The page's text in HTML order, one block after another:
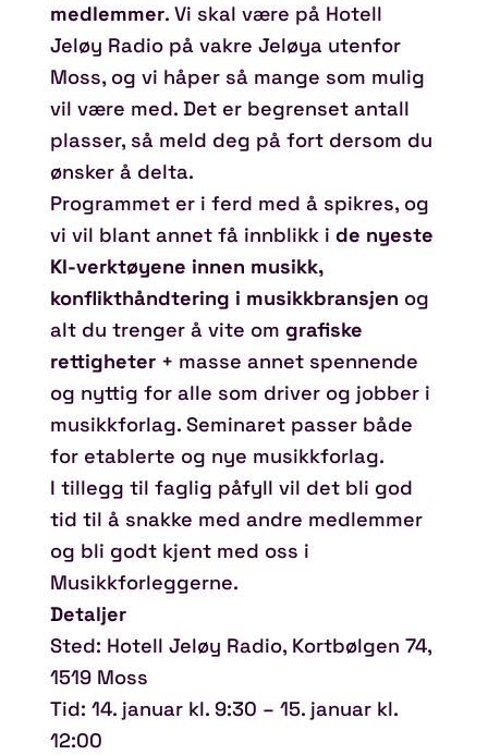
medlemmer. Vi skal være på Hotell
Jeløy Radio på vakre Jeløya utenfor
Moss, og vi håper så mange som mulig
vil være med. Det er begrenset antall
plasser, så meld deg på fort dersom du
ønsker å delta.
Programmet er i ferd med å spikres, og
vi vil blant annet få innblikk ide nyeste
KI-verktøyene innen musikk,
konflikthåndtering i musikkbransjen og
alt du trenger å vite omgrafiske
rettigheter + masse annet spennende
og nyttig for alle som driver og jobber i
musikkforlag. Seminaret passer både
for etablerte og nye musikkforlag.
I tillegg til faglig påfyll vil det bli god
tid til å snakke med andre medlemmer
og bli godt kjent med oss i
Musikkforleggerne.
Detaljer
Sted: Hotell Jeløy Radio, Kortbølgen 74,
1519 Moss
Tid: 14. januar kl. 9:30 – 15. januar kl.
12:00